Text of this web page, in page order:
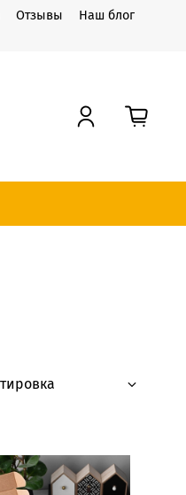
Отзывы Наш блог